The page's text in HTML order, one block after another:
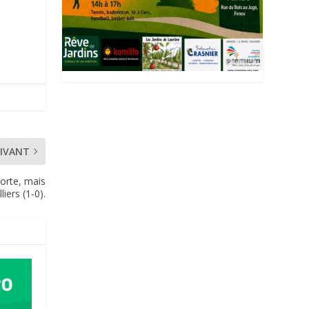
mais
(1-0).